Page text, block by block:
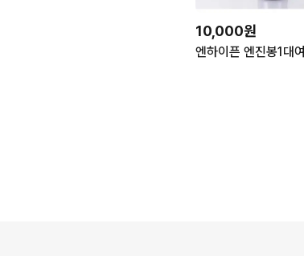
10,000원
엔하이픈 엔진봉1대여